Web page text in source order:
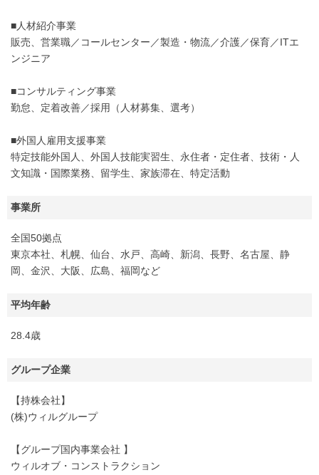
■人材紹介事業
販売、営業職／コールセンター／製造・物流／介護／保育／ITエ
ンジニア
■コンサルティング事業
勤怠、定着改善／採用（人材募集、選考）
■外国人雇用支援事業
特定技能外国人、外国人技能実習生、永住者・定住者、技術・人
文知識・国際業務、留学生、家族滞在、特定活動
事業所
全国50拠点
東京本社、札幌、仙台、水戸、高崎、新潟、長野、名古屋、静
岡、金沢、大阪、広島、福岡など
平均年齢
28.4歳
グループ企業
【持株会社】
(株)ウィルグループ
【グループ国内事業会社 】
ウィルオブ・コンストラクション